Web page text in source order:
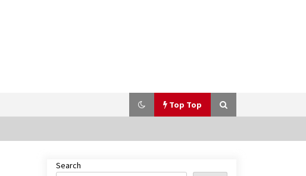
Top Top
Porsche World Road Show 2025,
Search